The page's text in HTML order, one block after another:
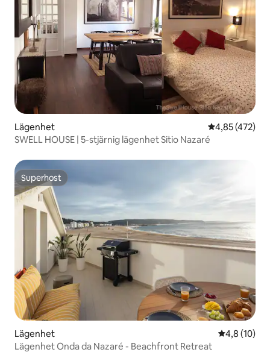
Lägenhet 4,85 av 5 i
4,85 (472)
SWELL HOUSE | 5-stjärnig lägenhet Sitio Nazaré
Superhost
Superhost
Lägenhet 4,8 av 5 i
4,8 (10)
Lägenhet Onda da Nazaré - Beachfront Retreat